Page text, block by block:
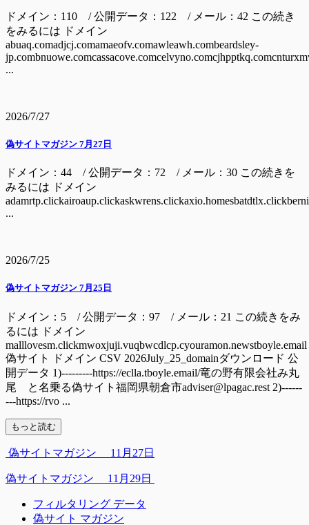
ドメイン：110 / 公開データ：122 / メール：42 この続き
をみるには ドメイン
abuaq.comadjcj.comamaeofv.comawleawh.combeardsley-
...
2026/7/27
偽サイトマガジン 7月27日
ドメイン：44 / 公開データ：72 / メール：30 この続きを
みるには ドメイン
...
2026/7/25
偽サイトマガジン 7月25日
ドメイン：5 / 公開データ：97 / メール：21 この続きをみ
るには ドメイン
malllovesm.clickmwoxjuji.vuqbwcdlcp.cyouramon.newstboyle.email
偽サイト ドメイン CSV 2026July_25_domainダウンロード 公
開データ 1)---------https://eclla.tboyle.email/竜の野有限会社み丸
尾 と名乗る偽サイト福岡県朝倉市adviser@lpagac.rest 2)------
---https://rvo ...
もっと読む
偽サイトマガジン 11月27日
偽サイトマガジン 11月29日
フィルタリング データ
偽サイト マガジン